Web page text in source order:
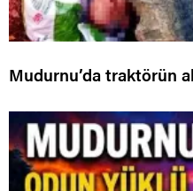
Mudurnu’da traktörün